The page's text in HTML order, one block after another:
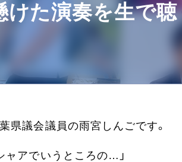
た演奏を生で聴
県議会議員の雨宮しんごです。
ャアでいうところの…」